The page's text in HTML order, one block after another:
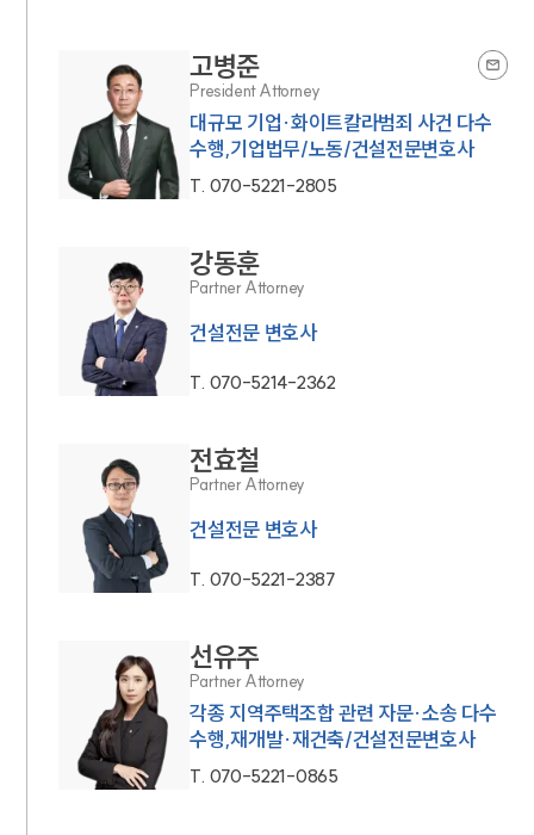
고병준
President Attorney
대규모 기업·화이트칼라범죄 사건 다수
수행,기업법무/노동/건설전문변호사
T. 070-5221-2805
강동훈
Partner Attorney
건설전문 변호사
T. 070-5214-2362
전효철
Partner Attorney
건설전문 변호사
T. 070-5221-2387
선유주
Partner Attorney
각종 지역주택조합 관련 자문·소송 다수
수행,재개발·재건축/건설전문변호사
T. 070-5221-0865